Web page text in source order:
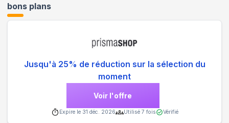
bons plans
Jusqu'à 25% de réduction sur la sélection du
moment
Voir l'offre
Expire le 31 déc. 2026 Utilisé 7 fois Vérifié